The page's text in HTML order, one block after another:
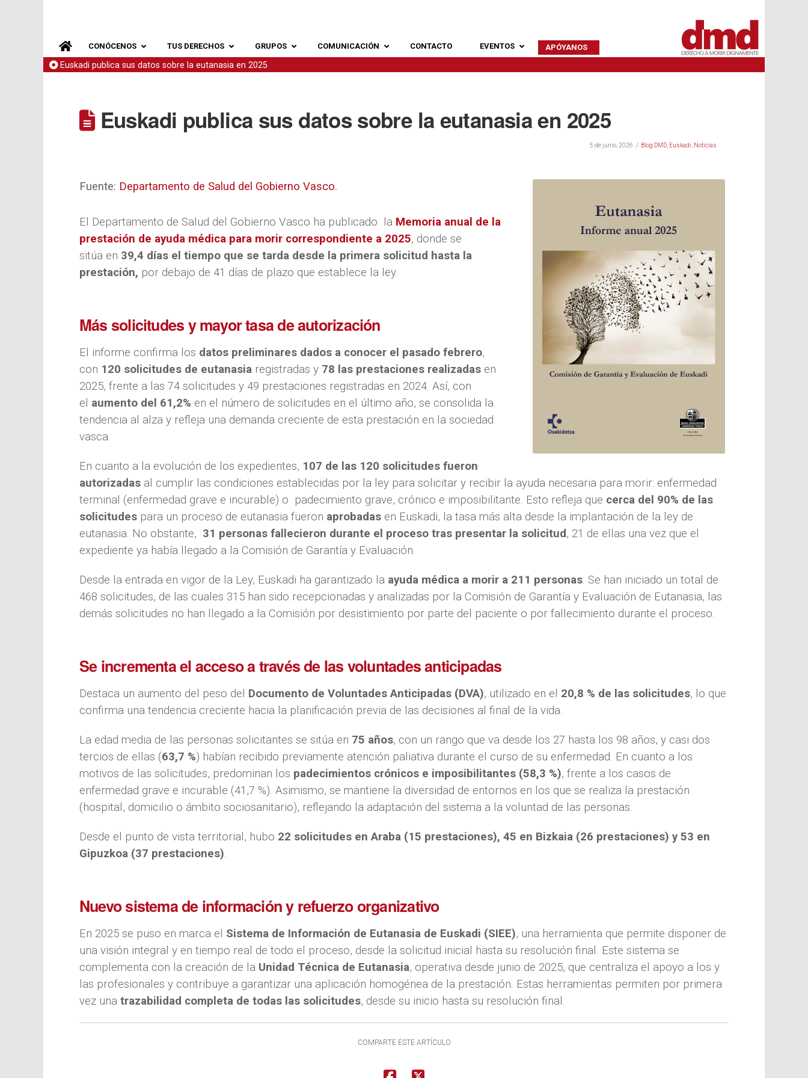
CONÓCENOS TUS DERECHOS GRUPOS COMUNICACIÓN CONTACTO EVENTOS APÓYANOS
Euskadi publica sus datos sobre la eutanasia en 2025
Euskadi publica sus datos sobre la eutanasia en 2025
5 de junio, 2026 Blog DMD Euskadi Noticias
Fuente: Departamento de Salud del Gobierno Vasco.
El Departamento de Salud del Gobierno Vasco ha publicado la Memoria anual de la
prestación de ayuda médica para morir correspondiente a 2025, donde se
sitúa en 39,4 días el tiempo que se tarda desde la primera solicitud hasta la
prestación, por debajo de 41 días de plazo que establece la ley.
Más solicitudes y mayor tasa de autorización
El informe confirma los datos preliminares dados a conocer el pasado febrero,
con 120 solicitudes de eutanasia registradas y 78 las prestaciones realizadas en
2025, frente a las 74 solicitudes y 49 prestaciones registradas en 2024. Así, con
el aumento del 61,2% en el número de solicitudes en el último año, se consolida la
tendencia al alza y refleja una demanda creciente de esta prestación en la sociedad
vasca.
En cuanto a la evolución de los expedientes, 107 de las 120 solicitudes fueron
autorizadas al cumplir las condiciones establecidas por la ley para solicitar y recibir la ayuda necesaria para morir: enfermedad
terminal (enfermedad grave e incurable) o padecimiento grave, crónico e imposibilitante. Esto refleja que cerca del 90% de las
solicitudes para un proceso de eutanasia fueron aprobadas en Euskadi, la tasa más alta desde la implantación de la ley de
eutanasia. No obstante, 31 personas fallecieron durante el proceso tras presentar la solicitud , 21 de ellas una vez que el
expediente ya había llegado a la Comisión de Garantía y Evaluación.
Desde la entrada en vigor de la Ley, Euskadi ha garantizado la ayuda médica a morir a 211 personas. Se han iniciado un total de
468 solicitudes, de las cuales 315 han sido recepcionadas y analizadas por la Comisión de Garantía y Evaluación de Eutanasia, las
demás solicitudes no han llegado a la Comisión por desistimiento por parte del paciente o por fallecimiento durante el proceso.
Se incrementa el acceso a través de las voluntades anticipadas
Destaca un aumento del peso del Documento de Voluntades Anticipadas (DVA), utilizado en el 20,8 % de las solicitudes, lo que
confirma una tendencia creciente hacia la planificación previa de las decisiones al final de la vida.
La edad media de las personas solicitantes se sitúa en 75 años, con un rango que va desde los 27 hasta los 98 años, y casi dos
tercios de ellas (63,7 %) habían recibido previamente atención paliativa durante el curso de su enfermedad. En cuanto a los
motivos de las solicitudes, predominan los padecimientos crónicos e imposibilitantes (58,3 %), frente a los casos de
enfermedad grave e incurable (41,7 %). Asimismo, se mantiene la diversidad de entornos en los que se realiza la prestación
(hospital, domicilio o ámbito sociosanitario), reflejando la adaptación del sistema a la voluntad de las personas.
Desde el punto de vista territorial, hubo 22 solicitudes en Araba (15 prestaciones), 45 en Bizkaia (26 prestaciones) y 53 en
Gipuzkoa (37 prestaciones).
Nuevo sistema de información y refuerzo organizativo
En 2025 se puso en marca el Sistema de Información de Eutanasia de Euskadi (SIEE), una herramienta que permite disponer de
una visión integral y en tiempo real de todo el proceso, desde la solicitud inicial hasta su resolución final. Este sistema se
complementa con la creación de la Unidad Técnica de Eutanasia, operativa desde junio de 2025, que centraliza el apoyo a los y
las profesionales y contribuye a garantizar una aplicación homogénea de la prestación. Estas herramientas permiten por primera
vez una trazabilidad completa de todas las solicitudes, desde su inicio hasta su resolución final.
COMPARTE ESTE ARTÍCULO